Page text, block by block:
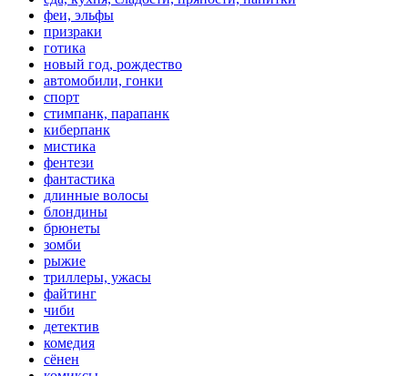
феи, эльфы
призраки
готика
новый год, рождество
автомобили, гонки
спорт
стимпанк, парапанк
киберпанк
мистика
фентези
фантастика
длинные волосы
блондины
брюнеты
зомби
рыжие
триллеры, ужасы
файтинг
чиби
детектив
комедия
сёнен